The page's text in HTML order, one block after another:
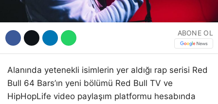
ABONE OL
Alanında yetenekli isimlerin yer aldığı rap serisi Red
Bull 64 Bars’ın yeni bölümü Red Bull TV ve
HipHopLife video paylaşım platformu hesabında